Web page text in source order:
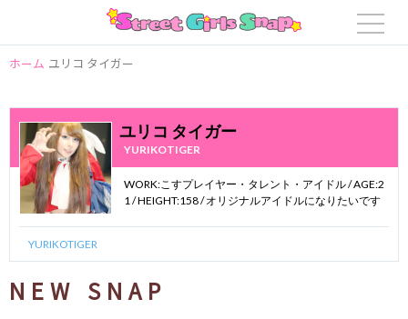
ホーム ユリコ タイガー
ユリコ タイガー
YURIKOTIGER
WORK:こすプレイヤー・タレント・アイドル / AGE:2
1 / HEIGHT:158 / オリジナルアイドルになりたいです
YURIKOTIGER
NEW SNAP